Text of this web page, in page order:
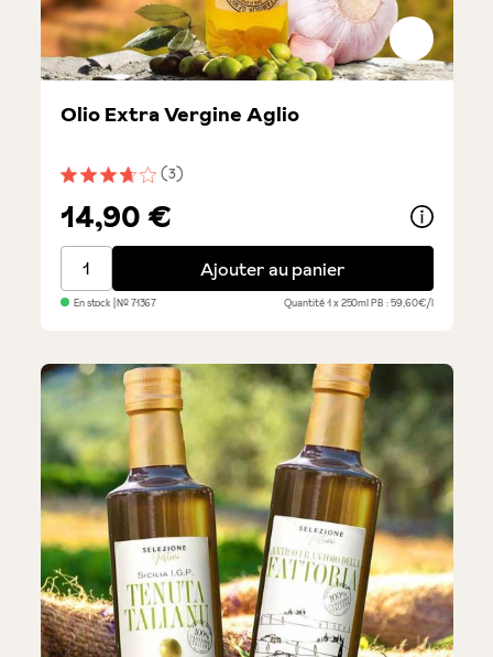
Note moyenne de 3.6 sur 5 étoiles
(3)
Olio Extra Vergine Aglio
14,90 €
Olio Extra Vergine AglioAjouter au panier
En stock | №71367 Quantité1 x 250mlPB : 59,60€/l